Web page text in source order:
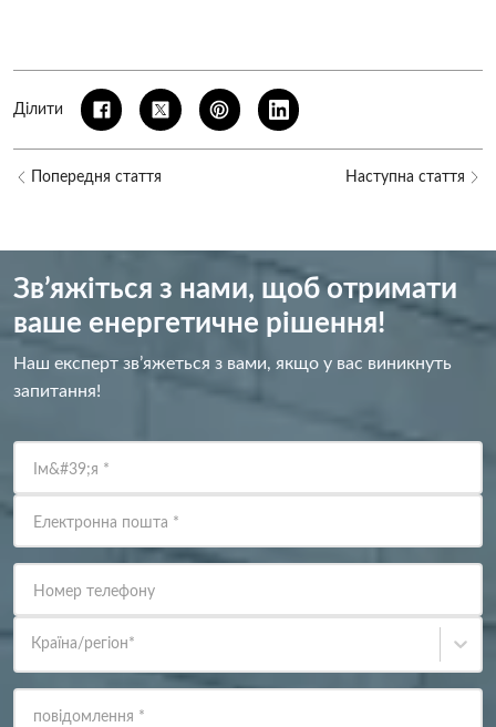
Ділити
Попередня стаття Наступна стаття
Зв’яжіться з нами, щоб отримати
ваше енергетичне рішення!
Наш експерт зв’яжеться з вами, якщо у вас виникнуть
запитання!
Ім&#39;я *
Електронна пошта *
Номер телефону
Країна/регіон*
повідомлення *